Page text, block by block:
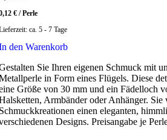
€ /Perle
ca. 5 - 7 Tage
den Warenkorb
Sie Ihren eigenen Schmuck mit
in Form eines Flügels. Diese
Größe von 30 mm und ein Fädelloch
Armbänder oder Anhänger.
einen eleganten,
Designs. Preisangabe je